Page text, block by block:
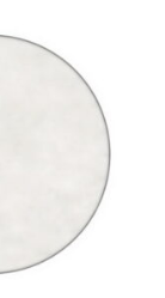
hinzufügen